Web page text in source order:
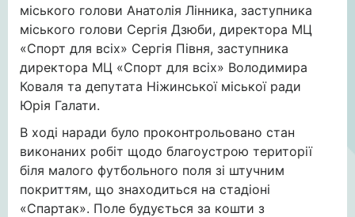
міського голови Анатолія Лінника, заступника
міського голови Сергія Дзюби, директора МЦ
«Спорт для всіх» Сергія Півня, заступника
директора МЦ «Спорт для всіх» Володимира
Коваля та депутата Ніжинської міської ради
Юрія Галати.
В ході наради було проконтрольовано стан
виконаних робіт щодо благоустрою території
біля малого футбольного поля зі штучним
покриттям, що знаходиться на стадіоні
«Спартак». Поле будується за кошти з